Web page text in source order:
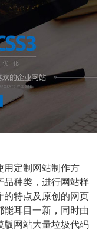
用定制网站制作方
品种类，进行网站样
的特点及原创的网页
能耳目一新，同时由
版网站大量垃圾代码